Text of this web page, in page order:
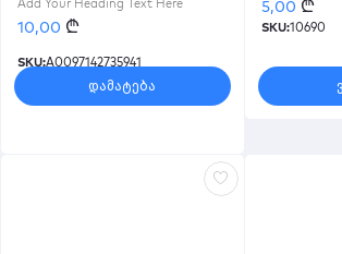
10,00 ₾
SKU:A0097142735941
დამატება
5,00 ₾
SKU:10690